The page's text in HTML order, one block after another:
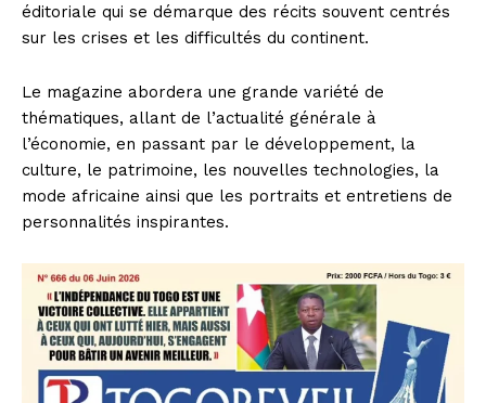
éditoriale qui se démarque des récits souvent centrés
sur les crises et les difficultés du continent.
Le magazine abordera une grande variété de
thématiques, allant de l’actualité générale à
l’économie, en passant par le développement, la
culture, le patrimoine, les nouvelles technologies, la
mode africaine ainsi que les portraits et entretiens de
personnalités inspirantes.